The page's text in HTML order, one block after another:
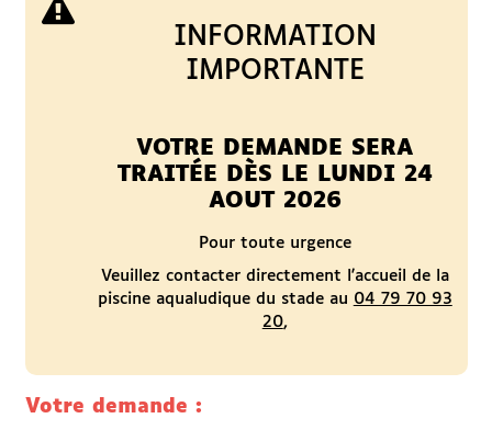
SITES UTILES
www.grandchambery.fr
INFORMATION
IMPORTANTE
VOTRE DEMANDE SERA
TRAITÉE DÈS LE LUNDI 24
AOUT 2026
Pour toute urgence
Veuillez contacter directement l'accueil de la
piscine aqualudique du stade au 04 79 70 93
20,
Votre demande :